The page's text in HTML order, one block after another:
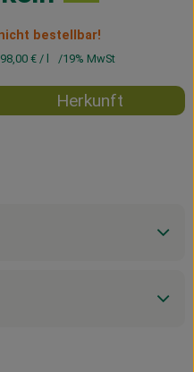
bestellbar!
€ / l 19% MwSt
Herkunft